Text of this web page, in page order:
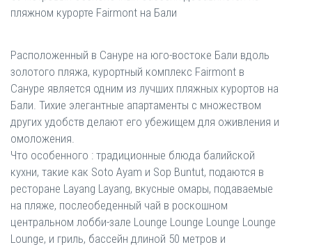
пляжном курорте Fairmont на Бали
Расположенный в Сануре на юго-востоке Бали вдоль
золотого пляжа, курортный комплекс Fairmont в
Сануре является одним из лучших пляжных курортов на
Бали. Тихие элегантные апартаменты с множеством
других удобств делают его убежищем для оживления и
омоложения.
Что особенного : традиционные блюда балийской
кухни, такие как Soto Ayam и Sop Buntut, подаются в
ресторане Layang Layang, вкусные омары, подаваемые
на пляже, послеобеденный чай в роскошном
центральном лобби-зале Lounge Lounge Lounge Lounge
Lounge, и гриль, бассейн длиной 50 метров и